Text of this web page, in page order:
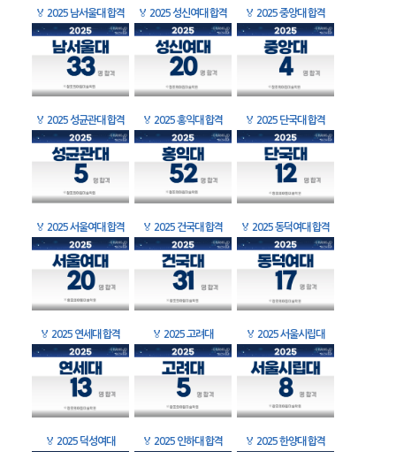
🏅 2025 남서울대 합격 🏅 2025 성신여대 합격 🏅 2025 중앙대 합격
🏅 2025 성균관대 합격 🏅 2025 홍익대 합격 🏅 2025 단국대 합격
🏅 2025 서울여대 합격 🏅 2025 건국대 합격 🏅 2025 동덕여대 합격
🏅 2025 연세대 합격 🏅 2025 고려대 🏅 2025 서울시립대
🏅 2025 덕성여대 🏅 2025 인하대 합격 🏅 2025 한양대 합격